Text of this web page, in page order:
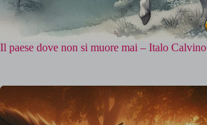
Il paese dove non si muore mai – Italo Calvino